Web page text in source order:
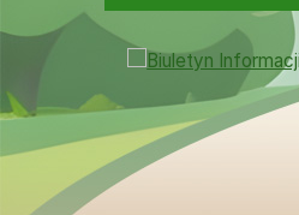
Bannery boczne